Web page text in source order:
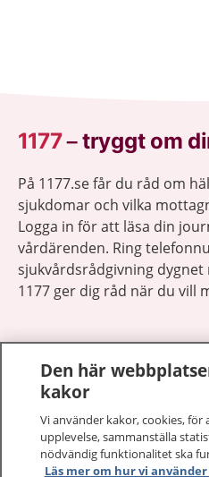
1177–tryggt om
På 1177.se får du råd om
sjukdomar och vilka
Logga in för att läsa din
vårdärenden. Ring
sjukvårdsrådgivning dygnet
1177 ger dig råd när du vill
Om 1177
Den här
kakor
Vi använder kakor, cookies,
upplevelse, sammanställa
nödvändig funktionalitet ska
Läs mer om hur vi